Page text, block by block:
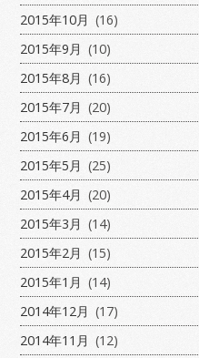
2015年10月 (16)
2015年9月 (10)
2015年8月 (16)
2015年7月 (20)
2015年6月 (19)
2015年5月 (25)
2015年4月 (20)
2015年3月 (14)
2015年2月 (15)
2015年1月 (14)
2014年12月 (17)
2014年11月 (12)